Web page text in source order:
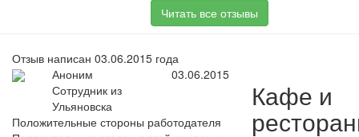
Читать все отзывы
Отзыв написан 03.06.2015 года
Аноним
Сотрудник из
Ульяновска
03.06.2015
Положительные стороны работодателя
Кафе и